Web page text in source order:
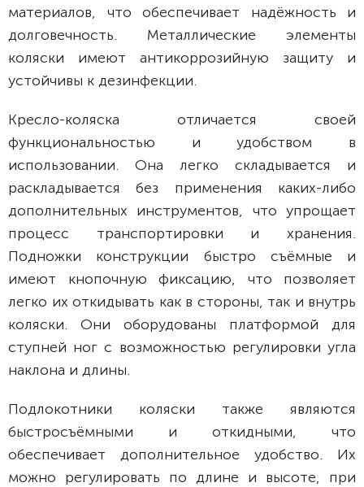
материалов, что обеспечивает надёжность и
долговечность. Металлические элементы
коляски имеют антикоррозийную защиту и
устойчивы к дезинфекции.
Кресло-коляска отличается своей
функциональностью и удобством в
использовании. Она легко складывается и
раскладывается без применения каких-либо
дополнительных инструментов, что упрощает
процесс транспортировки и хранения.
Подножки конструкции быстро съёмные и
имеют кнопочную фиксацию, что позволяет
легко их откидывать как в стороны, так и внутрь
коляски. Они оборудованы платформой для
ступней ног с возможностью регулировки угла
наклона и длины.
Подлокотники коляски также являются
быстросъёмными и откидными, что
обеспечивает дополнительное удобство. Их
можно регулировать по длине и высоте, при